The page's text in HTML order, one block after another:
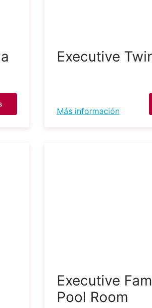
Executive
Más información
Executive
Pool Room